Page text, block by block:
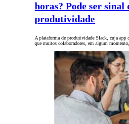
horas? Pode ser sinal
produtividade
A plataforma de produtividade Slack, cuja app
que muitos colaboradores, em algum